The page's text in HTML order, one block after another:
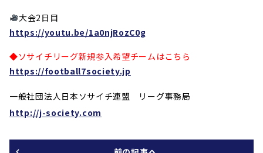
大会2日目
https://youtu.be/1a0njRozC0g
◆ソサイチリーグ新規参入希望チームはこちら
https://football7society.jp
一般社団法人日本ソサイチ連盟 リーグ事務局
http://j-society.com